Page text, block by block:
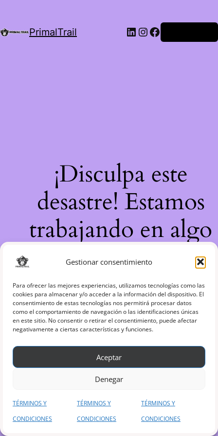
Gestionar consentimiento
Para ofrecer las mejores experiencias, utilizamos tecnologías como las
cookies para almacenar y/o acceder a la información del dispositivo. El
consentimiento de estas tecnologías nos permitirá procesar datos
como el comportamiento de navegación o las identificaciones únicas
en este sitio. No consentir o retirar el consentimiento, puede afectar
negativamente a ciertas características y funciones.
Aceptar
Denegar
TÉRMINOS Y
CONDICIONES
TÉRMINOS Y
CONDICIONES
TÉRMINOS Y
CONDICIONES
PrimalTrail LinkedIn
Instagram
Facebook
¡Disculpa este
desastre! Estamos
trabajando en algo
increíble, ¡vuelve
pronto!